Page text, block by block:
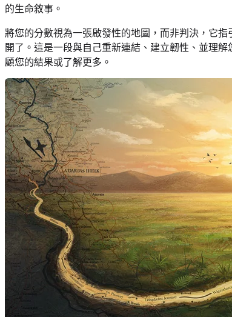
的生命敘事。
將您的分數視為一張啟發性的地圖，而非判決，它
開了。這是一段與自己重新連結、建立韌性、並理
顧您的結果或了解更多。